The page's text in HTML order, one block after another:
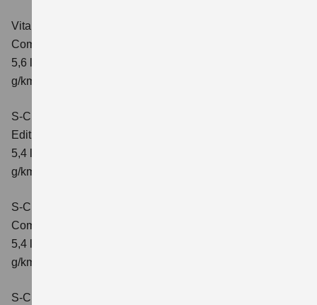
Vitara 1.5 DUALJET HYBRID ALLGRIP AGS
Comfort+
5,6 l/100km; kombinierter Wert der CO₂-Emission: 127
g/km; CO₂-Klasse: D
S-Cross 1.4 BOOSTERJET HYBRID
Edition
5,4 l/100 km; kombinierter Wert der CO2-Emission: 121
g/km; CO2-Klasse: D
S-Cross 1.4 BOOSTERJET HYBRID
Comfort
5,4 l/100 km; kombinierter Wert der CO2-Emission: 121
g/km; CO2-Klasse: D
S-Cross 1.4 BOOSTERJET HYBRID AT